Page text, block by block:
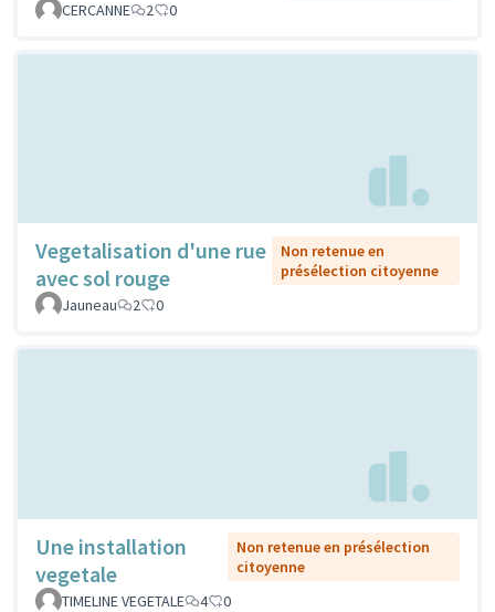
CERCANNE
2 0
Vegetalisation d'une rue
avec sol rouge
Non retenue en
présélection citoyenne
Jauneau
2 0
Une installation
vegetale
Non retenue en présélection
citoyenne
TIMELINE VEGETALE
4 0